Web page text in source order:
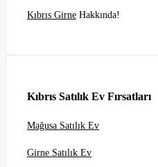
Kıbrıs Girne Hakkında!
Kıbrıs Satılık Ev Fırsatları
Mağusa Satılık Ev
Girne Satılık Ev